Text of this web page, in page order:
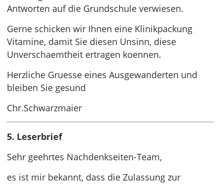
Antworten auf die Grundschule verwiesen.
Gerne schicken wir Ihnen eine Klinikpackung
Vitamine, damit Sie diesen Unsinn, diese
Unverschaemtheit ertragen koennen.
Herzliche Gruesse eines Ausgewanderten und
bleiben Sie gesund
Chr.Schwarzmaier
5. Leserbrief
Sehr geehrtes Nachdenkseiten-Team,
es ist mir bekannt, dass die Zulassung zur